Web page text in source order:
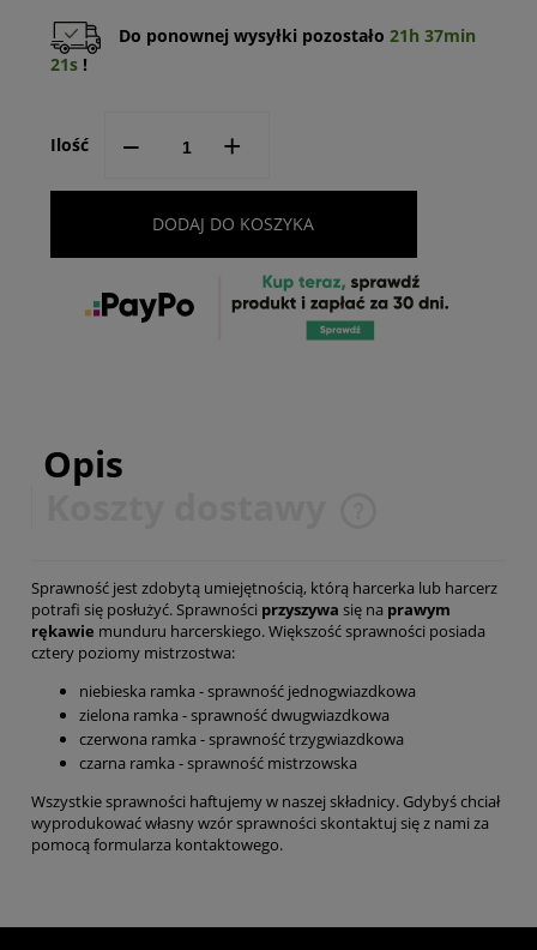
Do ponownej wysyłki pozostało 21h 37min
21s!
Ilość -- +
DODAJ DO KOSZYKA
Opis
Sprawność jest zdobytą umiejętnością, którą harcerka lub harcerz
potrafi się posłużyć. Sprawności przyszywa się na prawym
rękawie munduru harcerskiego. Większość sprawności posiada
cztery poziomy mistrzostwa:
niebieska ramka - sprawność jednogwiazdkowa
zielona ramka - sprawność dwugwiazdkowa
czerwona ramka - sprawność trzygwiazdkowa
czarna ramka - sprawność mistrzowska
Wszystkie sprawności haftujemy w naszej składnicy. Gdybyś chciał
wyprodukować własny wzór sprawności skontaktuj się z nami za
pomocą formularza kontaktowego.